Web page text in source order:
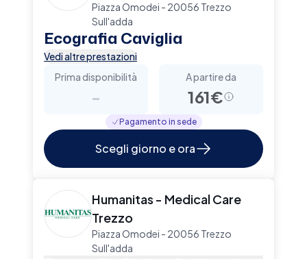
Piazza Omodei - 20056 Trezzo
Sull'adda
Ecografia Caviglia
Vedi altre prestazioni
Prima disponibilità
-
A partire da
161€
Pagamento in sede
Scegli giorno e ora
Humanitas - Medical Care
Trezzo
Piazza Omodei - 20056 Trezzo
Sull'adda